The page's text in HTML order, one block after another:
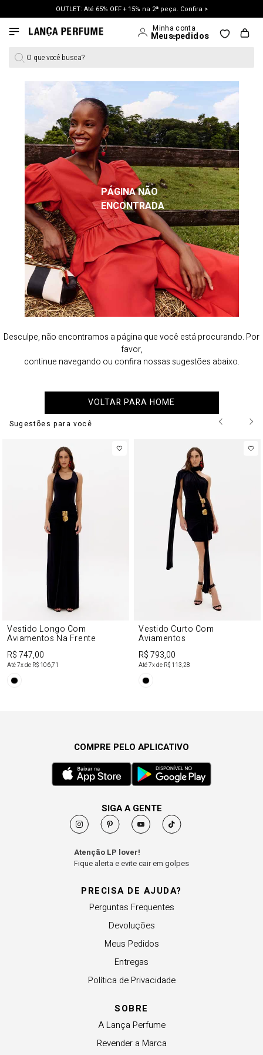
OUTLET: Até 65% OFF + 15% na 2ª peça. Confira >
LANÇAMENTO PRIMAVERA 27. Clique e aproveite.
O que você busca?
PÁGINA NÃO
ENCONTRADA
Desculpe, não encontramos a página que você está procurando. Por
favor,
continue navegando ou confira nossas sugestões abaixo.
VOLTAR PARA HOME
Sugestões para você
Vestido Longo Com
Aviamentos Na Frente
R$ 747,00
Até7x de R$ 106,71
Vestido Curto Com
Aviamentos
R$ 793,00
Até7x de R$ 113,28
PRECISA DE AJUDA?
Perguntas Frequentes
Devoluções
Meus Pedidos
Entregas
Política de Privacidade
SOBRE
A Lança Perfume
Revender a Marca
COMPRE PELO APLICATIVO
SIGA A GENTE
Atenção LP lover!
Fique alerta e evite cair em golpes